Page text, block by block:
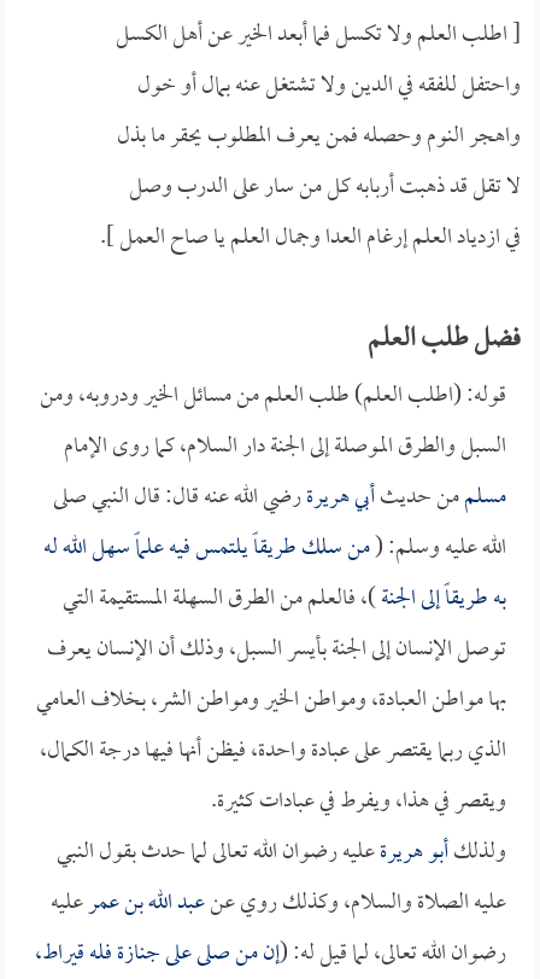
[ اطلب العلم ولا تكسل فما أبعد الخير عن أهل الكسل
واحتفل للفقه في الدين ولا تشتغل عنه بمال أو خول
واهجر النوم وحصله فمن يعرف المطلوب يحقر ما بذل
لا تقل قد ذهبت أربابه كل من سار على الدرب وصل
في ازدياد العلم إرغام العدا وجمال العلم يا صاح العمل ].
فضل طلب العلم
قوله: (اطلب العلم) طلب العلم من مسائل الخير ودروبه، ومن
السبل والطرق الموصلة إلى الجنة دار السلام، كما روى الإمام
مسلممن حديثأبي هريرةرضي الله عنه قال: قال النبي صلى
الله عليه وسلم: (من سلك طريقاً يلتمس فيه علماً سهل الله له
به طريقاً إلى الجنة)، فالعلم من الطرق السهلة المستقيمة التي
توصل الإنسان إلى الجنة بأيسر السبل، وذلك أن الإنسان يعرف
بها مواطن العبادة، ومواطن الخير ومواطن الشر، بخلاف العامي
الذي ربما يقتصر على عبادة واحدة، فيظن أنها فيها درجة الكمال،
ويقصر في هذا، ويفرط في عبادات كثيرة.
ولذلكأبو هريرةعليه رضوان الله تعالى لما حدث بقول النبي
عليه الصلاة والسلام، وكذلك روي عنعبد الله بن عمرعليه
رضوان الله تعالى، لما قيل له: (إن من صلى على جنازة فله قيراط،